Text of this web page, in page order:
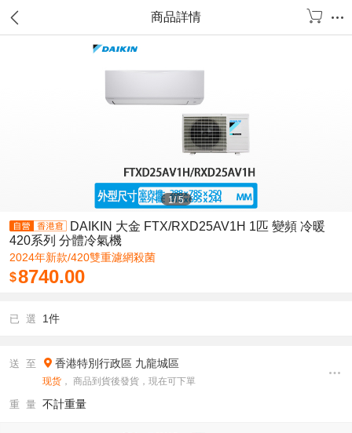
商品詳情
1/5
DAIKIN 大金 FTX/RXD25AV1H 1匹 變頻 冷暖
420系列 分體冷氣機
2024年新款/420雙重濾網殺菌
$8740.00
已 選 1件
送 至 香港特別行政區 九龍城區
现货 ， 商品到貨後發貨，現在可下單
重 量 不計重量